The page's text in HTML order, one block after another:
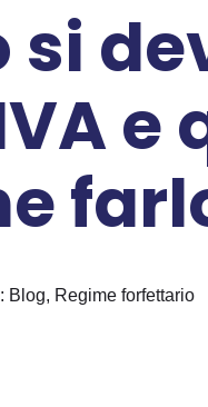
si
e
Blog, Regime forfettario